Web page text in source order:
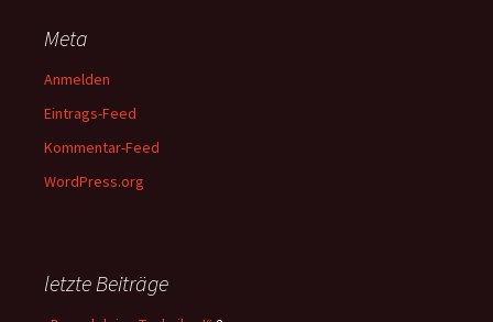
Meta
Anmelden
Eintrags-Feed
Kommentar-Feed
WordPress.org
letzte Beiträge